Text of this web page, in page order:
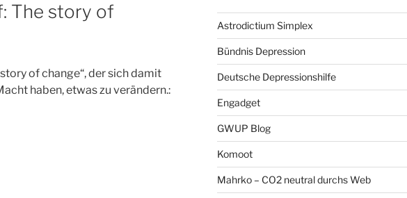
The story of
of change“, der sich damit
haben, etwas zu verändern.:
Astrodictium Simplex
Bündnis Depression
Deutsche Depressionshilfe
Engadget
GWUP Blog
Komoot
Mahrko – CO2 neutral durchs Web